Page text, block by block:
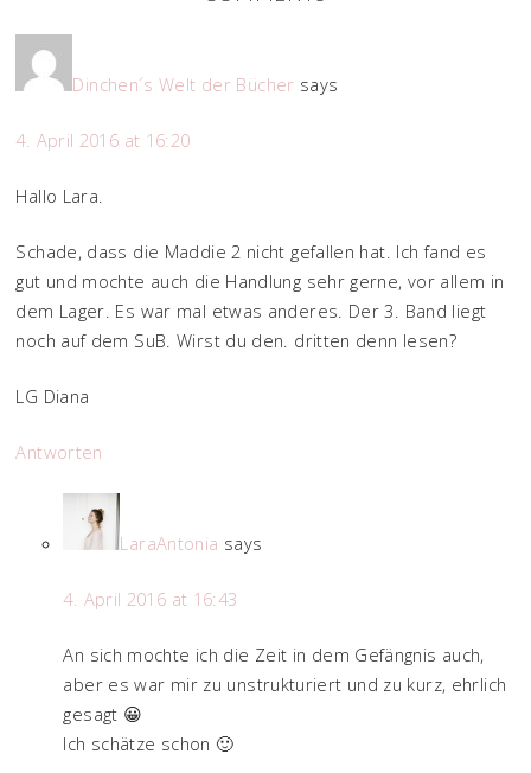
Dinchen´s Welt der Bücher says
4. April 2016 at 16:20
Hallo Lara.
Schade, dass die Maddie 2 nicht gefallen hat. Ich fand es
gut und mochte auch die Handlung sehr gerne, vor allem in
dem Lager. Es war mal etwas anderes. Der 3. Band liegt
noch auf dem SuB. Wirst du den. dritten denn lesen?
LG Diana
Antworten
LaraAntonia says
4. April 2016 at 16:43
An sich mochte ich die Zeit in dem Gefängnis auch,
aber es war mir zu unstrukturiert und zu kurz, ehrlich
gesagt 😀
Ich schätze schon 🙂